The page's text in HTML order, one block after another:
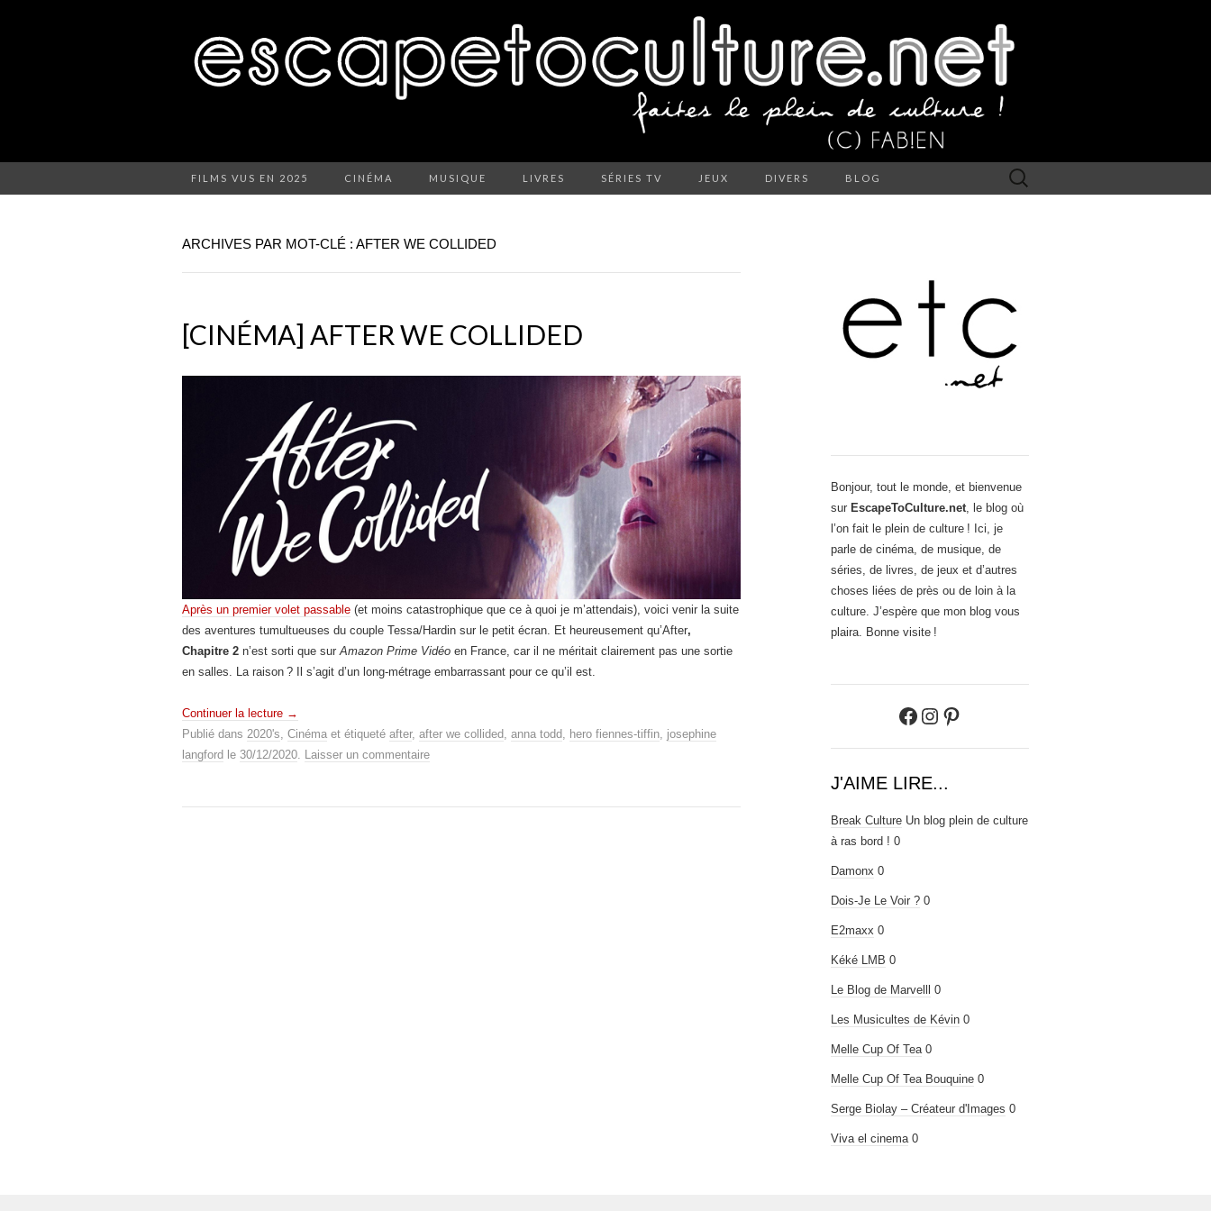
FILMS VUS EN 2025 CINÉMA MUSIQUE LIVRES SÉRIES TV JEUX DIVERS BLOG Rechercher :
ARCHIVES PAR MOT-CLÉ : AFTER WE COLLIDED
[CINÉMA] AFTER WE COLLIDED
Après un premier volet passable (et moins catastrophique que ce à quoi je m’attendais), voici venir la suite
des aventures tumultueuses du couple Tessa/Hardin sur le petit écran. Et heureusement qu’After,
Chapitre 2 n’est sorti que sur Amazon Prime Vidéo en France, car il ne méritait clairement pas une sortie
en salles. La raison ? Il s’agit d’un long-métrage embarrassant pour ce qu’il est.
Continuer la lecture →
Publié dans 2020's Cinéma et étiqueté after, after we collided anna todd hero fiennes-tiffin josephine
langford le 30/12/2020 Laisser un commentaire
Bonjour, tout le monde, et bienvenue
sur EscapeToCulture.net , le blog où
l’on fait le plein de culture ! Ici, je
parle de cinéma, de musique, de
séries, de livres, de jeux et d’autres
choses liées de près ou de loin à la
culture. J’espère que mon blog vous
plaira. Bonne visite !
Facebook
Instagram
Pinterest
J'AIME LIRE...
Break Culture Un blog plein de culture
à ras bord ! 0
Damonx 0
Dois-Je Le Voir ? 0
E2maxx 0
Kéké LMB 0
Le Blog de Marvelll 0
Les Musicultes de Kévin 0
Melle Cup Of Tea 0
Melle Cup Of Tea Bouquine 0
Serge Biolay – Créateur d'Images 0
Viva el cinema 0